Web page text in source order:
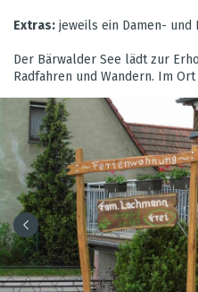
Extras: jeweils ein Damen- und
Der Bär­wal­der See lädt zur
Rad­fah­ren und Wan­dern. Im